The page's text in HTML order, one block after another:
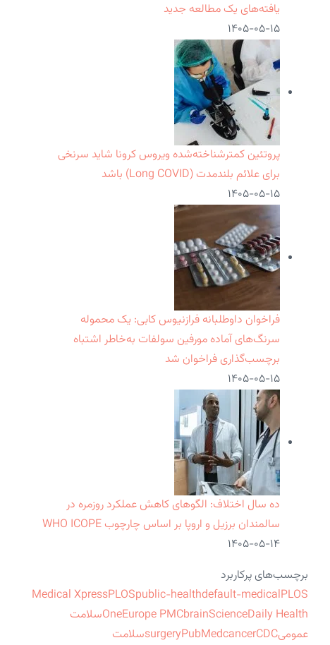
یافته‌های یک مطالعه جدید
۱۴۰۵-۰۵-۱۵
پروتئین کمترشناخته‌شده ویروس کرونا شاید سرنخی
برای علائم بلندمدت (Long COVID) باشد
۱۴۰۵-۰۵-۱۵
فراخوان داوطلبانه فرازنیوس کابی: یک محموله
سرنگ‌های آماده مورفین سولفات به‌خاطر اشتباه
برچسب‌گذاری فراخوان شد
۱۴۰۵-۰۵-۱۵
ده سال اختلاف: الگوهای کاهش عملکرد روزمره در
سالمندان برزیل و اروپا بر اساس چارچوب WHO ICOPE
۱۴۰۵-۰۵-۱۴
برچسب‌های پرکاربرد
Medical XpressPLOSpublic-healthdefault-medicalPLOS
OneEurope PMCbrainScienceDaily Health
سلامت
عمومی
surgeryPubMedcancerCDC
سلامت